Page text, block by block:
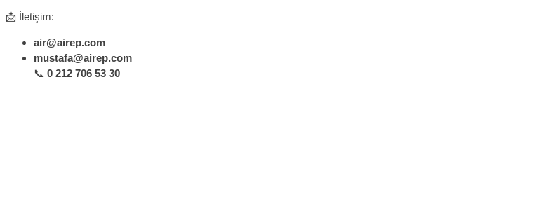
📩 İletişim:
air@airep.com
mustafa@airep.com
📞 0 212 706 53 30